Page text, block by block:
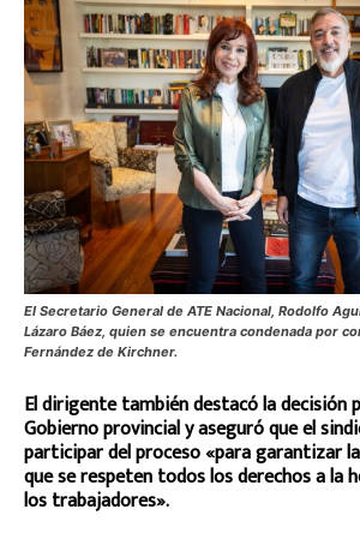
El Secretario General de ATE Nacional, Rodolfo
Lázaro Báez, quien se encuentra condenada por
Fernández de Kirchner.
El dirigente también destacó la decisión
Gobierno provincial y aseguró que el
participar del proceso «para garantizar
que se respeten todos los derechos a la
los trabajadores».